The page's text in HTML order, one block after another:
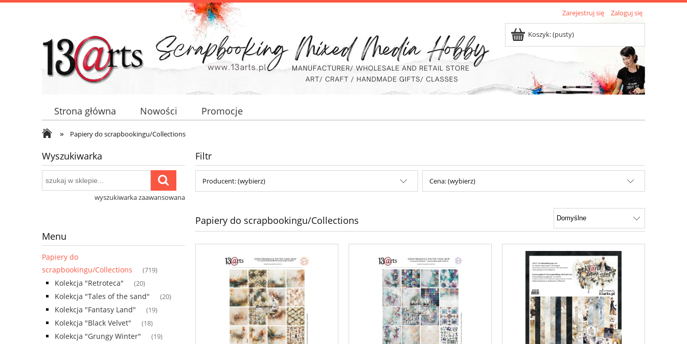
Zarejestruj się Zaloguj się
Koszyk:(pusty)
Strona główna Nowości Promocje
» Papiery do scrapbookingu/Collections
Wyszukiwarka
wyszukiwarka zaawansowana
Menu
Papiery do
scrapbookingu/Collections
(719)
Kolekcja "Retroteca" (20)
Kolekcja "Tales of the sand" (20)
Kolekcja "Fantasy Land" (19)
Kolekcja "Black Velvet" (18)
Kolekcja "Grungy Winter" (19)
Filtr
Producent: (wybierz) Cena: (wybierz)
Papiery do scrapbookingu/Collections